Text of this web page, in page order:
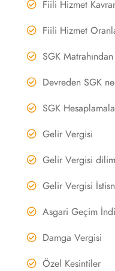
Fiili Hizmet
Fiili Hizmet
SGK
Devreden SGK
SGK
Gelir Vergisi
Gelir Vergisi
Gelir Vergisi
Asgari Geçim
Damga Vergisi
Özel Kesintiler